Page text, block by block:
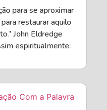
para se aproximar
restaurar aquilo
John Eldredge
espiritualmente: